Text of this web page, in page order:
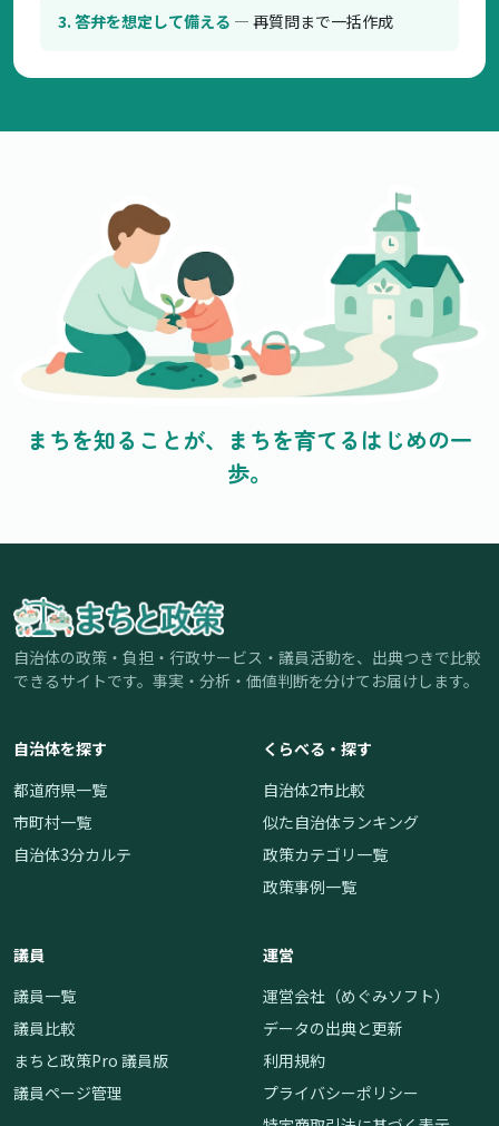
3. 答弁を想定して備える — 再質問まで一括作成
まちを知ることが、まちを育てるはじめの一
歩。
自治体の政策・負担・行政サービス・議員活動を、出典つきで比較
できるサイトです。事実・分析・価値判断を分けてお届けします。
自治体を探す
都道府県一覧
市町村一覧
自治体3分カルテ
くらべる・探す
自治体2市比較
似た自治体ランキング
政策カテゴリ一覧
政策事例一覧
議員
議員一覧
議員比較
まちと政策Pro 議員版
議員ページ管理
運営
運営会社（めぐみソフト）
データの出典と更新
利用規約
プライバシーポリシー